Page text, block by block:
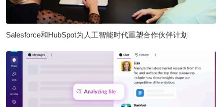
Salesforce和HubSpot为人工智能时代重塑合作伙伴计划